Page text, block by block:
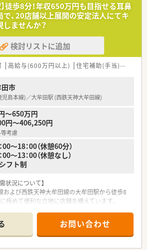
徒歩8分！年収650万円も目指せる耳鼻
、20店舗以上展開の安定法人にてキ
ませんか？
検討リストに追加
高給与(600万円以上) 住宅補助(手当)あり
市
児島本線)／大牟田駅 (西鉄天神大牟田線)
～650万円
円～406,250円
考慮
～18：00（休憩60分）
13：00（休憩なし）
フト制
状況について】
よび西鉄天神大牟田線の大牟田駅から徒歩8
極めて便利な立地に店舗を構えています。
ついて深く専門性を高めることが可能です。
の処方箋を薬剤師3名の体制で対応しており、
りの業務負担が適切に管理されています。
お問い合わせ